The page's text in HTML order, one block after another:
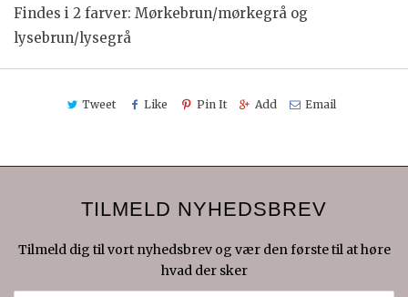
Findes i 2 farver: Mørkebrun/mørkegrå og
lysebrun/lysegrå
Tweet Like Pin It Add Email
TILMELD NYHEDSBREV
Tilmeld dig til vort nyhedsbrev og vær den første til at høre
hvad der sker